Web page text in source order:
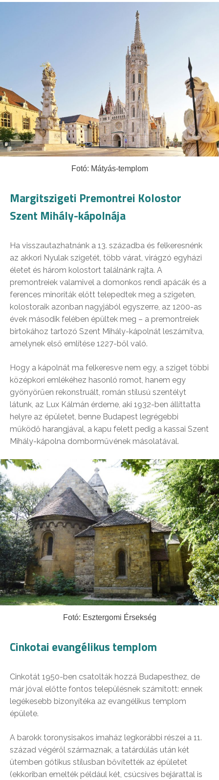
Fotó: Mátyás-templom
Margitszigeti Premontrei Kolostor
Szent Mihály-kápolnája
Ha visszautazhatnánk a 13. századba és felkeresnénk
az akkori Nyulak szigetét, több várat, virágzó egyházi
életet és három kolostort találnánk rajta. A
premontreiek valamivel a domonkos rendi apácák és a
ferences minoriták előtt telepedtek meg a szigeten,
kolostoraik azonban nagyjából egyszerre, az 1200-as
évek második felében épültek meg – a premontreiek
birtokához tartozó Szent Mihály-kápolnát leszámítva,
amelynek első említése 1227-ből való.
Hogy a kápolnát ma felkeresve nem egy, a sziget többi
középkori emlékéhez hasonló romot, hanem egy
gyönyörűen rekonstruált, román stílusú szentélyt
látunk, az Lux Kálmán érdeme, aki 1932-ben állíttatta
helyre az épületet, benne Budapest legrégebbi
működő harangjával, a kapu felett pedig a kassai Szent
Mihály-kápolna domborművének másolatával.
Fotó: Esztergomi Érsekség
Cinkotai evangélikus templom
Cinkotát 1950-ben csatolták hozzá Budapesthez, de
már jóval előtte fontos településnek számított: ennek
legékesebb bizonyítéka az evangélikus templom
épülete.
A barokk toronysisakos imaház legkorábbi részei a 11.
század végéről származnak, a tatárdúlás után két
ütemben gótikus stílusban bővítették az épületet
(ekkoriban emelték például két, csúcsíves bejárattal is